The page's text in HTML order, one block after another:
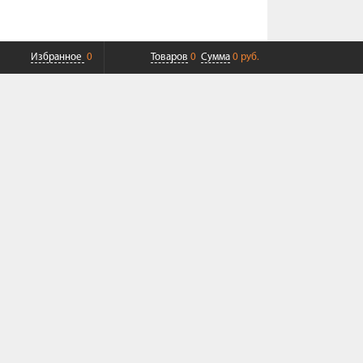
Избранное 0 Товаров 0 Сумма 0 руб.